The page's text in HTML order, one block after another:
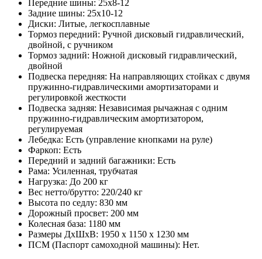
Передние шины: 25х8-12
Задние шины: 25х10-12
Диски: Литые, легкосплавные
Тормоз передний: Ручной дисковый гидравлический,
двойной, с ручником
Тормоз задний: Ножной дисковый гидравлический,
двойной
Подвеска передняя: На направляющих стойках с двумя
пружинно-гидравлическими амортизаторами и
регулировкой жесткости
Подвеска задняя: Независимая рычажная с одним
пружинно-гидравлическим амортизатором,
регулируемая
Лебедка: Есть (управление кнопками на руле)
Фаркоп: Есть
Передний и задний багажники: Есть
Рама: Усиленная, трубчатая
Нагрузка: До 200 кг
Вес нетто/брутто: 220/240 кг
Высота по седлу: 830 мм
Дорожный просвет: 200 мм
Колесная база: 1180 мм
Размеры ДхШхВ: 1950 x 1150 x 1230 мм
ПСМ (Паспорт самоходной машины): Нет.